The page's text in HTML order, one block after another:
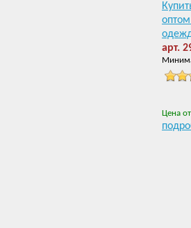
арт.
Цена